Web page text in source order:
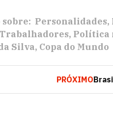
Personalidades
Política
Silva Copa do Mundo
PRÓXIMO